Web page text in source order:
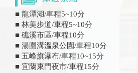
■ 龍潭湖/車程5~10分
■ 林美步道/車程5~10分
■ 礁溪市區/車程10分
■ 湯圍溝溫泉公園/車程10分
■ 五峰旗瀑布/車程10~15分
■ 宜蘭東門夜市/車程15分